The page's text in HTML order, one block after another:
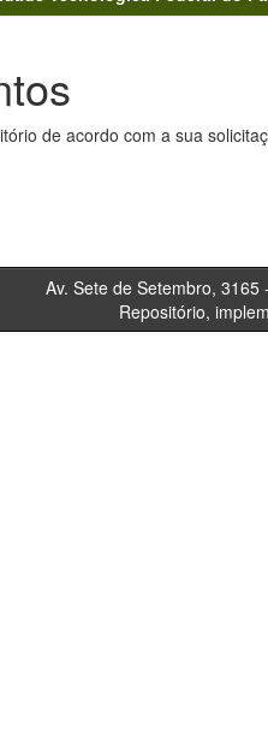
de acordo com a sua
de Setembro, 3165 -
Repositório,